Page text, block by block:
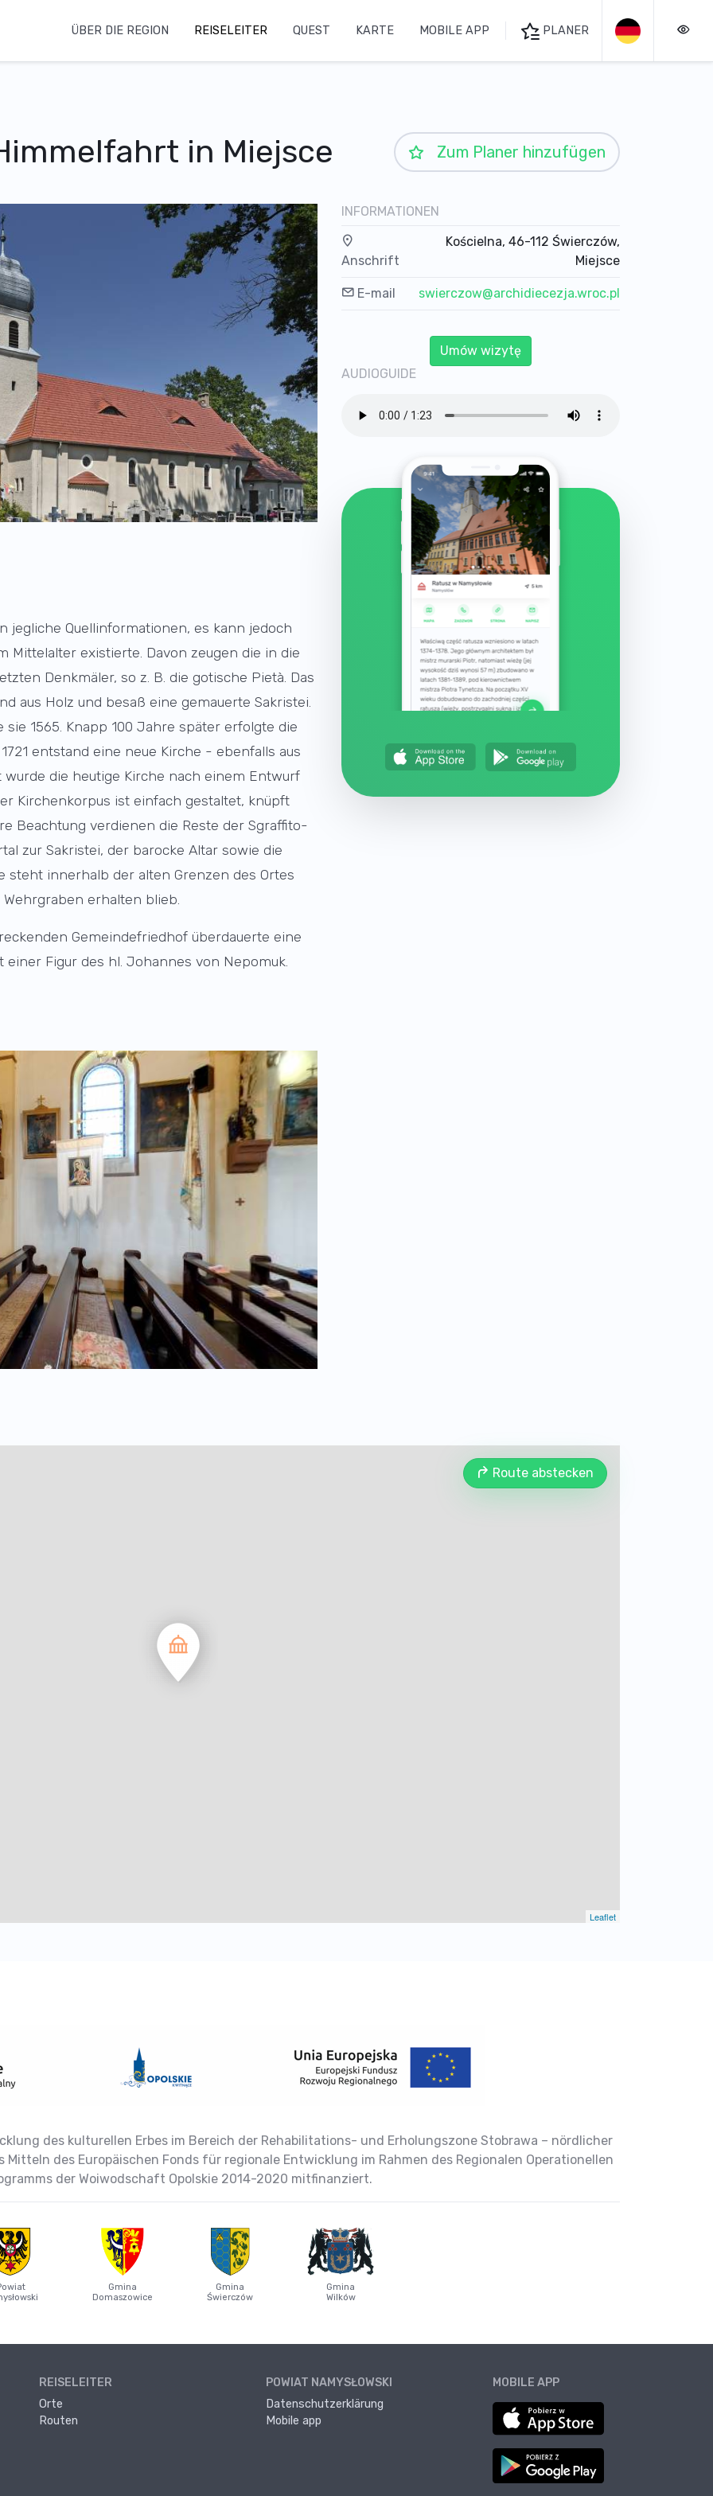
ÜBER DIE REGION REISELEITER QUEST KARTE MOBILE APP PLANER
in Miejsce Zum Planer hinzufügen
jegliche Quellinformationen, es kann jedoch
Mittelalter existierte. Davon zeugen die in die
Denkmäler, so z. B. die gotische Pietà. Das
aus Holz und besaß eine gemauerte Sakristei.
1565. Knapp 100 Jahre später erfolgte die
entstand eine neue Kirche - ebenfalls aus
wurde die heutige Kirche nach einem Entwurf
Kirchenkorpus ist einfach gestaltet, knüpft
Beachtung verdienen die Reste der Sgraffito-
zur Sakristei, der barocke Altar sowie die
steht innerhalb der alten Grenzen des Ortes
erhalten blieb.
Gemeindefriedhof überdauerte eine
Figur des hl. Johannes von Nepomuk.
INFORMATIONEN
Anschrift
Kościelna, 46-112 Świerczów,
Miejsce
E-mail swierczow@archidiecezja.wroc.pl
Umów wizytę
AUDIOGUIDE
Route abstecken
Leaflet
des kulturellen Erbes im Bereich der Rehabilitations- und Erholungszone Stobrawa – nördlicher
Mitteln des Europäischen Fonds für regionale Entwicklung im Rahmen des Regionalen Operationellen
der Woiwodschaft Opolskie 2014-2020 mitfinanziert.
Gmina
Domaszowice
Gmina
Świerczów
Gmina
Wilków
REISELEITER
Orte
Routen
POWIAT NAMYSŁOWSKI
Datenschutzerklärung
Mobile app
MOBILE APP